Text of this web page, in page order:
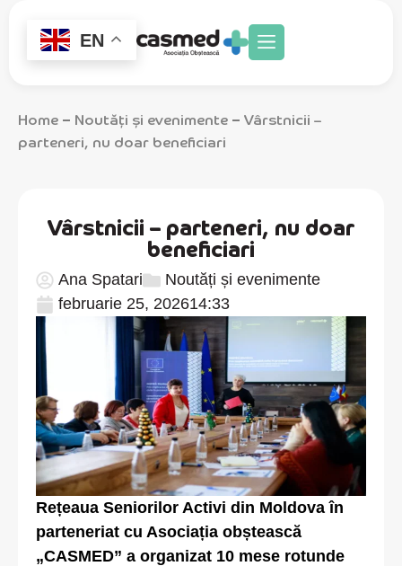
EN
Home – Noutăți și evenimente – Vârstnicii –
parteneri, nu doar beneficiari
Vârstnicii – parteneri, nu doar
beneficiari
Ana Spatari
Noutăți și evenimente
februarie 25, 202614:33
Rețeaua Seniorilor Activi din Moldova în
parteneriat cu Asociația obștească
„CASMED” a organizat 10 mese rotunde